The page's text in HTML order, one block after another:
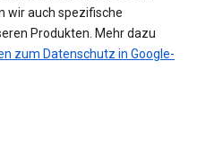
wir auch spezifische
Produkten. Mehr dazu
zum Datenschutz in Google-